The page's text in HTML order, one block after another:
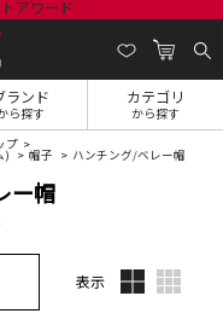
ランド
ら探す
カテゴリ
から探す
プ
) 帽子 ハンチング/ベレー帽
ー帽
表示